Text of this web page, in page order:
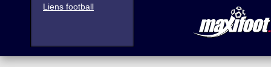
Liens football